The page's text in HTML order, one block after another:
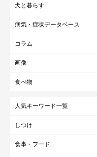
犬と暮らす
病気・症状データベース
コラム
画像
食べ物
人気キーワード一覧
しつけ
食事・フード